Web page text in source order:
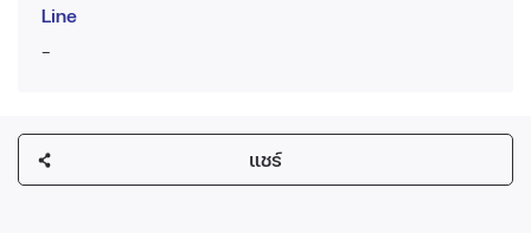
Line
-
แชร์